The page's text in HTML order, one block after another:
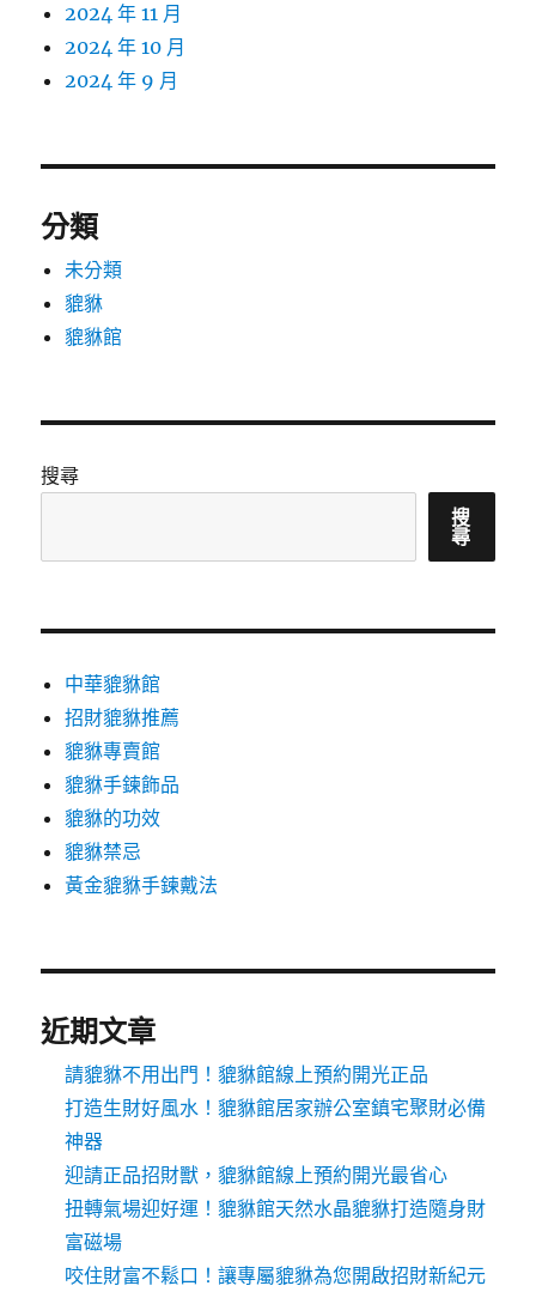
2024 年 11 月
2024 年 10 月
2024 年 9 月
分類
未分類
貔貅
貔貅館
搜尋
搜
尋
中華貔貅館
招財貔貅推薦
貔貅專賣館
貔貅手鍊飾品
貔貅的功效
貔貅禁忌
黃金貔貅手鍊戴法
近期文章
請貔貅不用出門！貔貅館線上預約開光正品
打造生財好風水！貔貅館居家辦公室鎮宅聚財必備
神器
迎請正品招財獸，貔貅館線上預約開光最省心
扭轉氣場迎好運！貔貅館天然水晶貔貅打造隨身財
富磁場
咬住財富不鬆口！讓專屬貔貅為您開啟招財新紀元